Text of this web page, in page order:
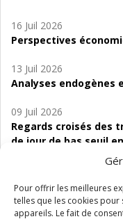
Pour offrir les meilleures
telles que les cookies
appareils. Le fait de
16 Juil 2026
Perspectives
13 Juil 2026
Analyses endogènes
09 Juil 2026
Regards croisés des
de jour de bas seuil
06 Juil 2026
Étude d’évaluabilité
d’accompagnement